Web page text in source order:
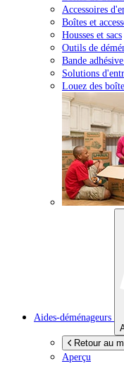
Accessoires
Boîtes et
Housses et sacs
Outils de
Bande
Solutions
Louez des
Aides-déménageurs
Retour au
Aperçu